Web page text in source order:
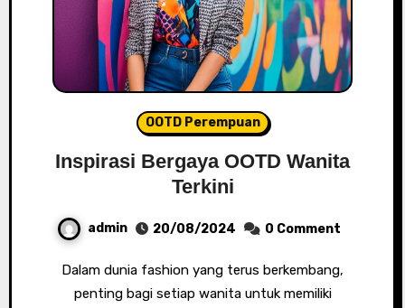
OOTD Perempuan
Inspirasi Bergaya OOTD Wanita
Terkini
admin 20/08/2024 0 Comment
Dalam dunia fashion yang terus berkembang,
penting bagi setiap wanita untuk memiliki